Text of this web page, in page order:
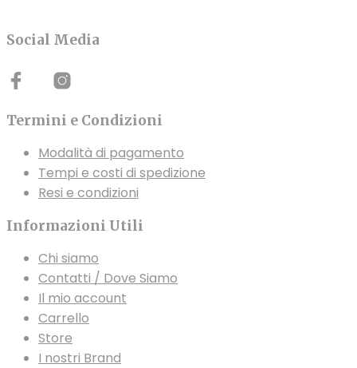
Social Media
Termini e Condizioni
Modalità di pagamento
Tempi e costi di spedizione
Resi e condizioni
Informazioni Utili
Chi siamo
Contatti / Dove Siamo
Il mio account
Carrello
Store
I nostri Brand